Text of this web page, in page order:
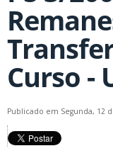
Curso -
Publicado em Segunda, 12